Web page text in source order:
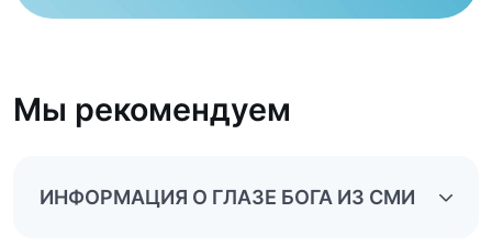
Мы рекомендуем
ИНФОРМАЦИЯ О ГЛАЗЕ БОГА ИЗ СМИ